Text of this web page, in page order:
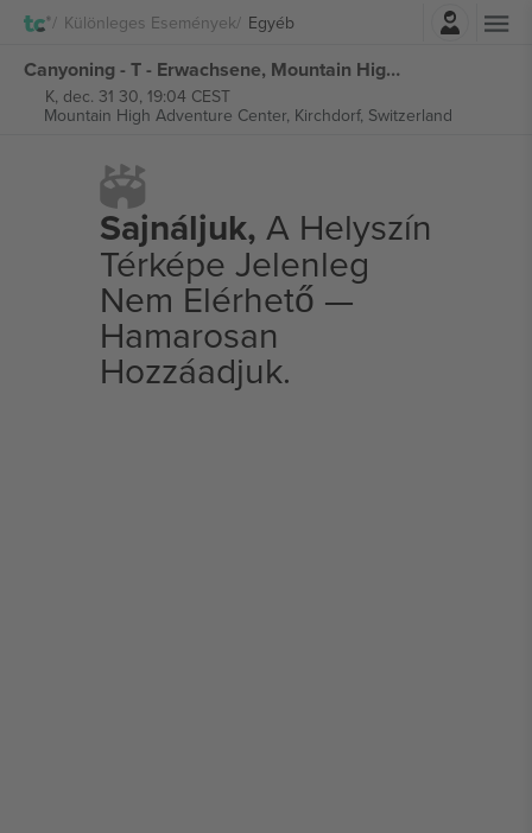
Különleges Események Egyéb
Canyoning - T - Erwachsene, Mountain High Adventure Center jegyek
K, dec. 31 30, 19:04 CEST
Mountain High Adventure Center, Kirchdorf, Switzerland
Sajnáljuk, A Helyszín
Térképe Jelenleg
Nem Elérhető —
Hamarosan
Hozzáadjuk.